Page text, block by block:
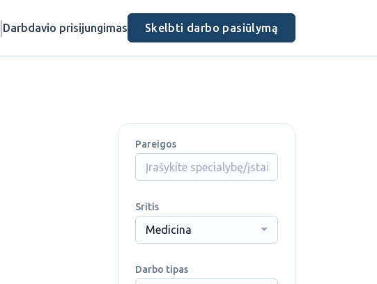
Darbdavio prisijungimas Skelbti darbo pasiūlymą
Pareigos
Sritis
Medicina
Darbo tipas